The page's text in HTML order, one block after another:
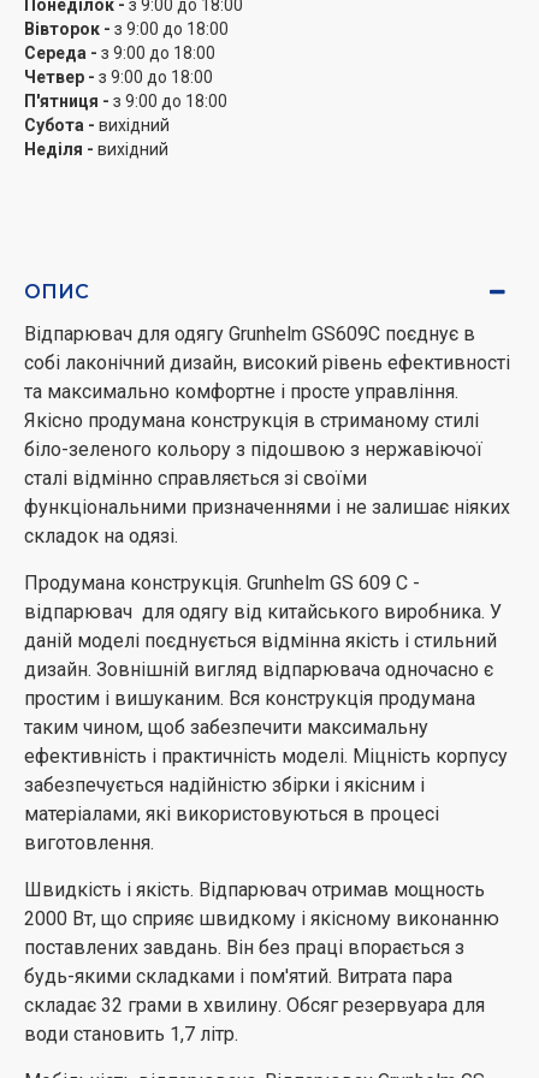
відключення. Для зручності використання
передбачена наявність коліщаток на корпусі, що
підвищує його мобільність. Підошва виготовлена ​​з
нержавіючої сталі, завдяки чому, забезпечується її
довговічність. Вона стійка до корозій.
609 C ви завжди зможете швидко і ефективно
випрасувати будь-який одяг і розгладити складки
будь-якої складності, завдяки потужній подачі пара.
Відпарювач стане вашим вірним помічником і значно
спростить життя, виконуючи складну і монотонну
роботу за вас.
Понеділок - з 9:00 до 18:00
Вівторок - з 9:00 до 18:00
Середа - з 9:00 до 18:00
Четвер - з 9:00 до 18:00
П'ятниця - з 9:00 до 18:00
Субота - вихідний
Неділя - вихідний
ОПИС
Відпарювач для одягу Grunhelm GS609C поєднує в
собі лаконічний дизайн, високий рівень ефективності
та максимально комфортне і просте управління.
Якісно продумана конструкція в стриманому стилі
біло-зеленого кольору з підошвою з нержавіючої
сталі відмінно справляється зі своїми
функціональними призначеннями і не залишає ніяких
складок на одязі.
Продумана конструкція. Grunhelm GS 609 C -
відпарювач для одягу від китайського виробника. У
даній моделі поєднується відмінна якість і стильний
дизайн. Зовнішній вигляд відпарювача одночасно є
простим і вишуканим. Вся конструкція продумана
таким чином, щоб забезпечити максимальну
ефективність і практичність моделі. Міцність корпусу
забезпечується надійністю збірки і якісним і
матеріалами, які використовуються в процесі
виготовлення.
Швидкість і якість. Відпарювач отримав мощность
2000 Вт, що сприяє швидкому і якісному виконанню
поставлених завдань. Він без праці впорається з
будь-якими складками і пом'ятий. Витрата пара
складає 32 грами в хвилину. Обсяг резервуара для
води становить 1,7 літр.